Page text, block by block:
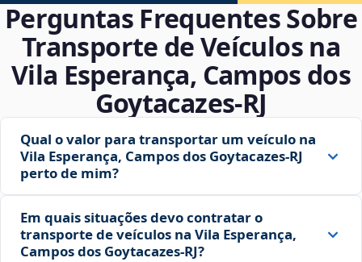
Perguntas Frequentes Sobre
Transporte de Veículos na
Vila Esperança, Campos dos
Goytacazes‑RJ
Qual o valor para transportar um veículo na
Vila Esperança, Campos dos Goytacazes‑RJ
perto de mim?
Em quais situações devo contratar o
transporte de veículos na Vila Esperança,
Campos dos Goytacazes‑RJ?